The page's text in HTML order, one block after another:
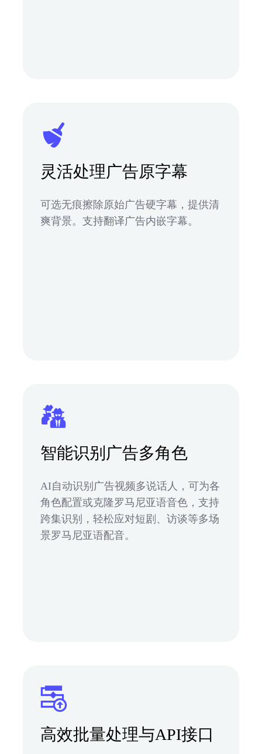
灵活处理广告原字幕
可选无痕擦除原始广告硬字幕，提供清
爽背景。支持翻译广告内嵌字幕。
智能识别广告多角色
AI自动识别广告视频多说话人，可为各
角色配置或克隆罗马尼亚语音色，支持
跨集识别，轻松应对短剧、访谈等多场
景罗马尼亚语配音。
高效批量处理与API接口